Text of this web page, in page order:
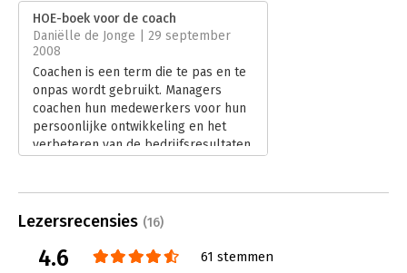
Verschijningsdatum:
Hoofdrubriek: Algemeen management
trainen
HOE-boek voor de coach
Daniëlle de Jonge | 29 september
2008
Coachen is een term die te pas en te
onpas wordt gebruikt. Managers
coachen hun medewerkers voor hun
persoonlijke ontwikkeling en het
verbeteren van de bedrijfsresultaten.
praktijk. Tal van boeken zijn
onderwerp. Het 'HOE-boek voor de
Lezersrecensies (16)
4.6 61 stemmen